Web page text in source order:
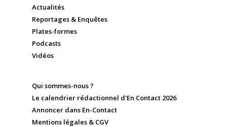
Actualités
Reportages & Enquêtes
Plates-formes
Podcasts
Vidéos
Qui sommes-nous ?
Le calendrier rédactionnel d'En Contact 2026
Annoncer dans En-Contact
Mentions légales & CGV